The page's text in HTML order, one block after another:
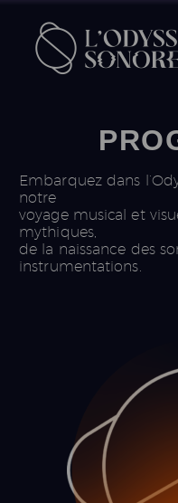
Embarquez dans
notre
voyage musical et
mythiques,
de la naissance des
instrumentations.